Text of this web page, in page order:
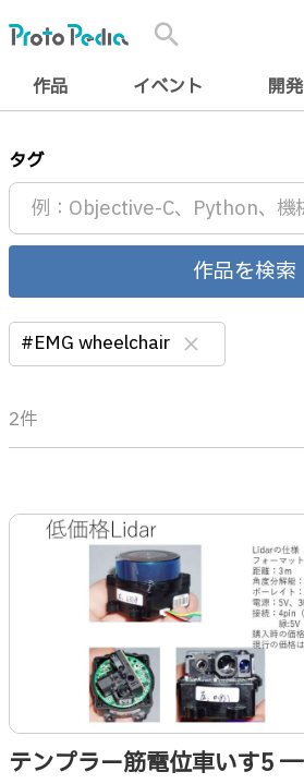
search
作品 イベント 開
タグ
作品を検索
#EMG wheelchair clear
2件
テンプラー筋電位車いす5